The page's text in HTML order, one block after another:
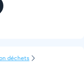
déchets